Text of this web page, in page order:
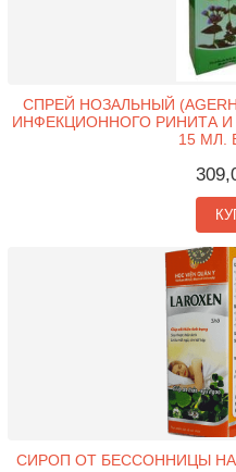
СПРЕЙ НОЗАЛЬНЫЙ
ИНФЕКЦИОННОГО РИНИТА И
15 МЛ.
СИРОП ОТ БЕССОННИЦЫ НА